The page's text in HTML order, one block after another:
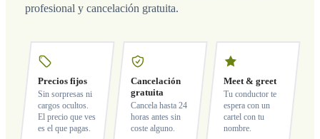
profesional y cancelación gratuita.
Precios fijos
Sin sorpresas ni
cargos ocultos.
El precio que ves
es el que pagas.
Cancelación
gratuita
Cancela hasta 24
horas antes sin
coste alguno.
Meet & greet
Tu conductor te
espera con un
cartel con tu
nombre.